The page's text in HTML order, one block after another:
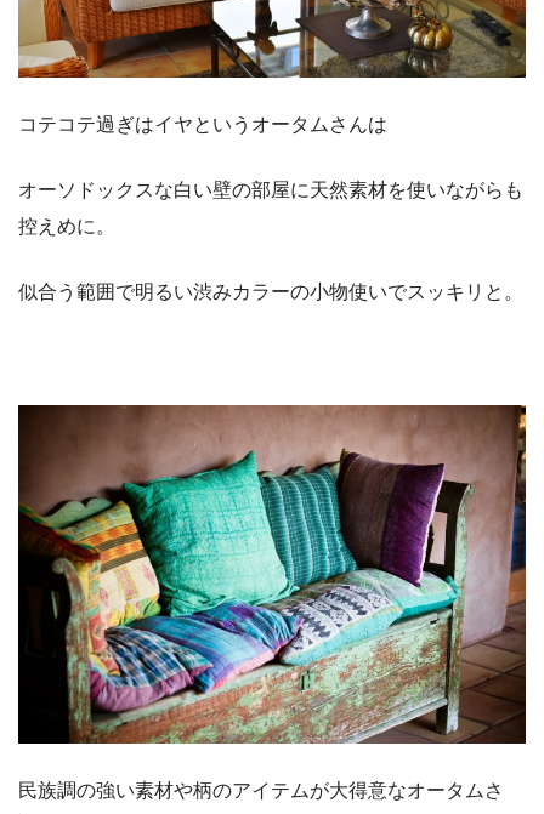
コテコテ過ぎはイヤというオータムさんは
オーソドックスな白い壁の部屋に天然素材を使いながらも
控えめに。
似合う範囲で明るい渋みカラーの小物使いでスッキリと。
民族調の強い素材や柄のアイテムが大得意なオータムさ